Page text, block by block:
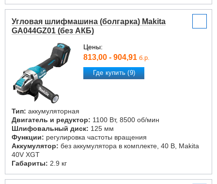
Угловая шлифмашина (болгарка) Makita
GA044GZ01 (без АКБ)
Цены:
813,00 - 904,91 б.р.
Где купить (9)
Тип: аккумуляторная
Двигатель и редуктор: 1100 Вт, 8500 об/мин
Шлифовальный диск: 125 мм
Функции: регулировка частоты вращения
Аккумулятор: без аккумулятора в комплекте, 40 В, Makita
40V XGT
Габариты: 2.9 кг